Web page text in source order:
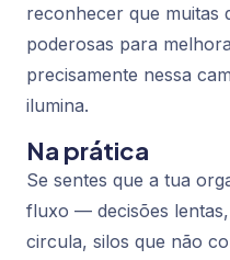
reconhecer que muitas
poderosas para
precisamente nessa
ilumina.
Na prática
Se sentes que a tua
fluxo — decisões
circula, silos que não